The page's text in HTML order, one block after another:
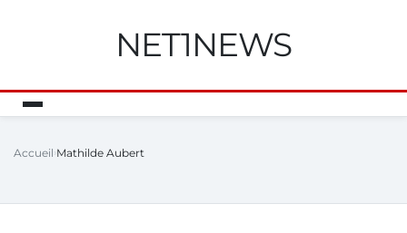
NET1NEWS
Accueil Mathilde Aubert